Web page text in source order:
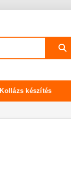
Kollázs készítés